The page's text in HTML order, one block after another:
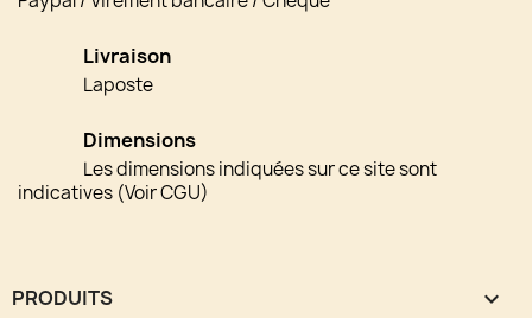
Livraison
Laposte
Dimensions
Les dimensions indiquées sur ce site sont
indicatives (Voir CGU)
PRODUITS 